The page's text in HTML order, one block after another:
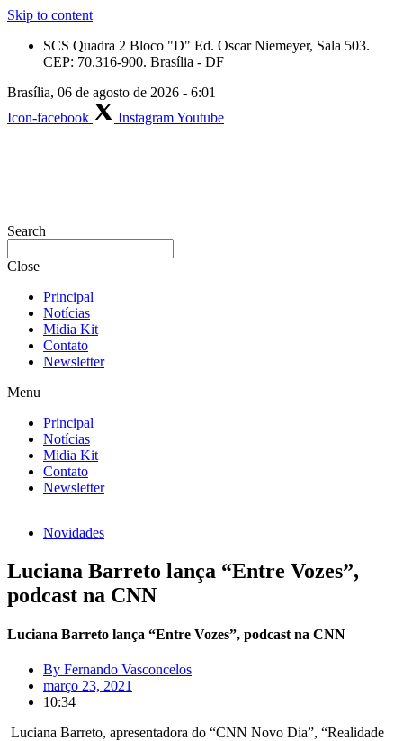
Skip to content
SCS Quadra 2 Bloco "D" Ed. Oscar Niemeyer, Sala 503.
CEP: 70.316-900. Brasília - DF
Brasília, 06 de agosto de 2026 - 6:01
Icon-facebook
InstagramYoutube
Search
Close
Principal
Notícias
Midia Kit
Contato
Newsletter
Menu
Principal
Notícias
Midia Kit
Contato
Newsletter
Novidades
Luciana Barreto lança “Entre Vozes”,
podcast na CNN
Luciana Barreto lança “Entre Vozes”, podcast na CNN
By Fernando Vasconcelos
março 23, 2021
10:34
Luciana Barreto, apresentadora do “CNN Novo Dia”, “Realidade